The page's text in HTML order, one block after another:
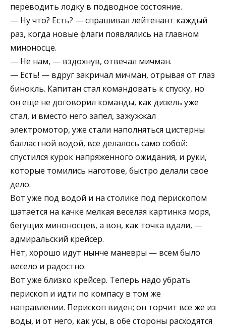
переводить лодку в подводное состояние.
— Ну что? Есть? — спрашивал лейтенант каждый
раз, когда новые флаги появлялись на главном
миноносце.
— Не нам, — вздохнув, отвечал мичман.
— Есть! — вдруг закричал мичман, отрывая от глаз
бинокль. Капитан стал командовать к спуску, но
он еще не договорил команды, как дизель уже
стал, и вместо него запел, зажужжал
электромотор, уже стали наполняться цистерны
балластной водой, все делалось само собой:
спустился курок напряженного ожидания, и руки,
которые томились наготове, быстро делали свое
дело.
Вот уже под водой и на столике под перископом
шатается на качке мелкая веселая картинка моря,
бегущих миноносцев, а вон, как точка вдали, —
адмиральский крейсер.
Нет, хорошо идут нынче маневры — всем было
весело и радостно.
Вот уже близко крейсер. Теперь надо убрать
перископ и идти по компасу в том же
направлении. Перископ виден; он торчит все же из
воды, и от него, как усы, в обе стороны расходятся